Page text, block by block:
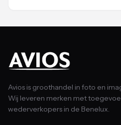
Avios is groothandel in foto en
Wij leveren merken met
wederverkopers in de Benelux.